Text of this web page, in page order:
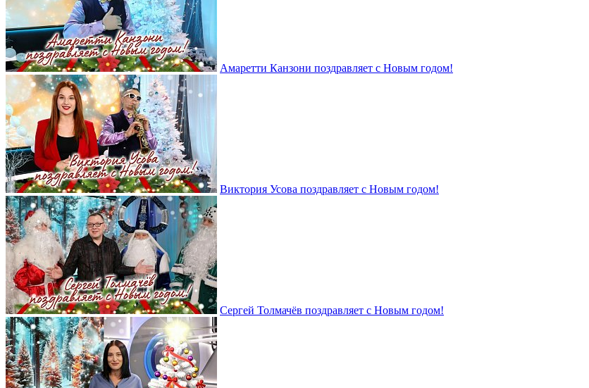
Амаретти Канзони поздравляет с Новым годом!
Виктория Усова поздравляет с Новым годом!
Сергей Толмачёв поздравляет с Новым годом!